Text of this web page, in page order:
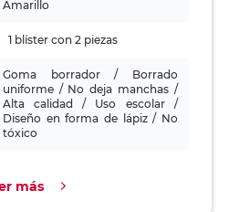
Amarillo
1 blíster con 2 piezas
Goma borrador / Borrado
uniforme / No deja manchas /
Alta calidad / Uso escolar /
Diseño en forma de lápiz / No
tóxico
más